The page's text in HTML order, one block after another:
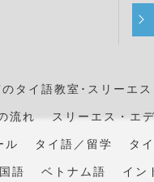
タイ語教室･スリーエ
流れ スリーエス・エ
ル タイ語／留学
タ
語 ベトナム語 イン